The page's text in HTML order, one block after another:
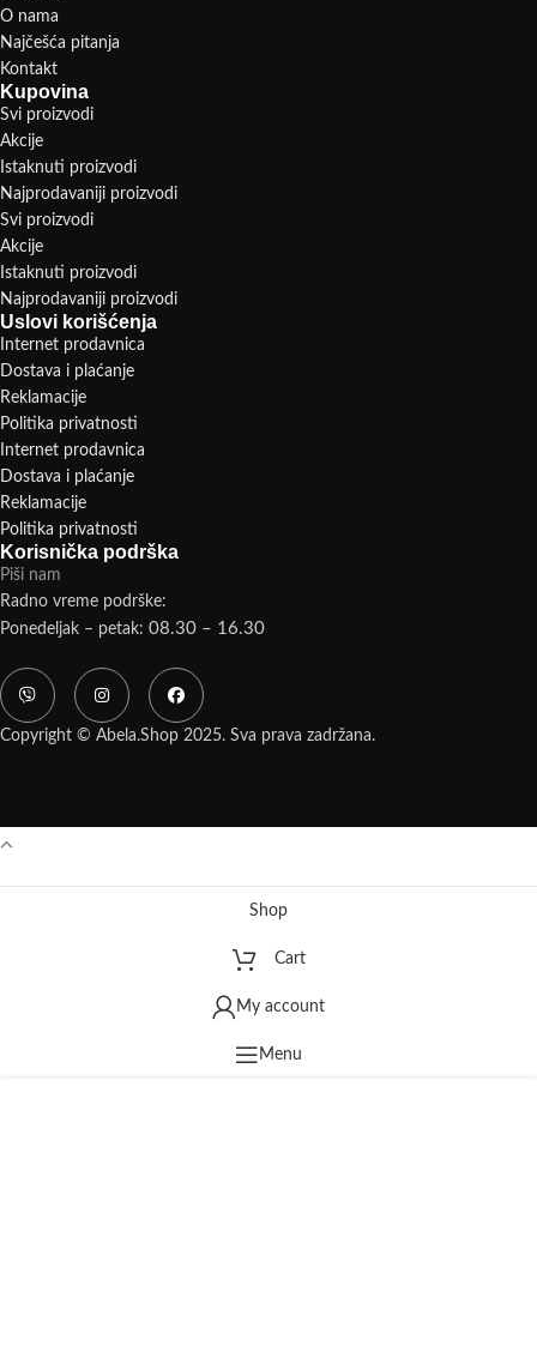
O nama
Najčešća pitanja
Kontakt
Kupovina
Svi proizvodi
Akcije
Istaknuti proizvodi
Najprodavaniji proizvodi
Svi proizvodi
Akcije
Istaknuti proizvodi
Najprodavaniji proizvodi
Uslovi korišćenja
Internet prodavnica
Dostava i plaćanje
Reklamacije
Politika privatnosti
Internet prodavnica
Dostava i plaćanje
Reklamacije
Politika privatnosti
Korisnička podrška
Piši nam
Radno vreme podrške:
Ponedeljak – petak: 08.30 – 16.30
Copyright © Abela.Shop 2025. Sva prava zadržana.
Shop
Cart
My account
Menu